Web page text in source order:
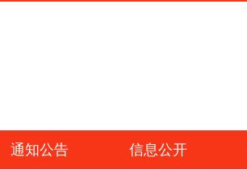
通知公告 信息公开